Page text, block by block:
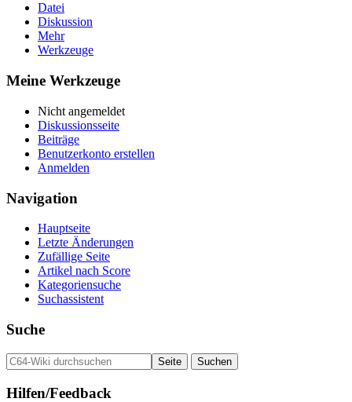
Datei
Diskussion
Mehr
Werkzeuge
Meine Werkzeuge
Nicht angemeldet
Diskussionsseite
Beiträge
Benutzerkonto erstellen
Anmelden
Navigation
Hauptseite
Letzte Änderungen
Zufällige Seite
Artikel nach Score
Kategoriensuche
Suchassistent
Suche
Hilfen/Feedback